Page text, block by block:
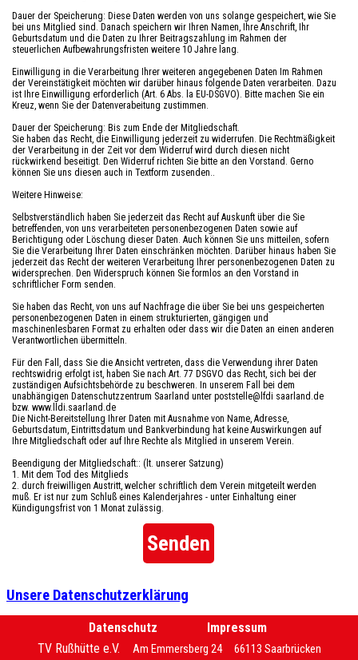
Dauer der Speicherung: Diese Daten werden von uns solange gespeichert, wie Sie
bei uns Mitglied sind. Danach speichern wir Ihren Namen, Ihre Anschrift, Ihr
Geburtsdatum und die Daten zu Ihrer Beitragszahlung im Rahmen der
steuerlichen Aufbewahrungsfristen weitere 10 Jahre lang.
Einwilligung in die Verarbeitung Ihrer weiteren angegebenen Daten Im Rahmen
der Vereinstätigkeit möchten wir darüber hinaus folgende Daten verarbeiten. Dazu
ist Ihre Einwilligung erforderlich (Art. 6 Abs. la EU-DSGVO). Bitte machen Sie ein
Kreuz, wenn Sie der Datenverabeitung zustimmen.
Dauer der Speicherung: Bis zum Ende der Mitgliedschaft.
Sie haben das Recht, die Einwilligung jederzeit zu widerrufen. Die Rechtmäßigkeit
der Verarbeitung in der Zeit vor dem Widerruf wird durch diesen nicht
rückwirkend beseitigt. Den Widerruf richten Sie bitte an den Vorstand. Gerno
können Sie uns diesen auch in Textform zusenden..
Weitere Hinweise:
Selbstverständlich haben Sie jederzeit das Recht auf Auskunft über die Sie
betreffenden, von uns verarbeiteten personenbezogenen Daten sowie auf
Berichtigung oder Löschung dieser Daten. Auch können Sie uns mitteilen, sofern
Sie die Verarbeitung Ihrer Daten einschränken möchten. Darüber hinaus haben Sie
jederzeit das Recht der weiteren Verarbeitung Ihrer personenbezogenen Daten zu
widersprechen. Den Widerspruch können Sie formlos an den Vorstand in
schriftlicher Form senden.
Sie haben das Recht, von uns auf Nachfrage die über Sie bei uns gespeicherten
personenbezogenen Daten in einem strukturierten, gängigen und
maschinenlesbaren Format zu erhalten oder dass wir die Daten an einen anderen
Verantwortlichen übermitteln.
Für den Fall, dass Sie die Ansicht vertreten, dass die Verwendung ihrer Daten
rechtswidrig erfolgt ist, haben Sie nach Art. 77 DSGVO das Recht, sich bei der
zuständigen Aufsichtsbehörde zu beschweren. In unserem Fall bei dem
unabhängigen Datenschutzzentrum Saarland unter poststelle@lfdi saarland.de
bzw. www.lldi.saarland.de
Die Nicht-Bereitstellung Ihrer Daten mit Ausnahme von Name, Adresse,
Geburtsdatum, Eintrittsdatum und Bankverbindung hat keine Auswirkungen auf
Ihre Mitgliedschaft oder auf Ihre Rechte als Mitglied in unserem Verein.
Beendigung der Mitgliedschaft:: (lt. unserer Satzung)
1. Mit dem Tod des Mitglieds
2. durch freiwilligen Austritt, welcher schriftlich dem Verein mitgeteilt werden
muß. Er ist nur zum Schluß eines Kalenderjahres - unter Einhaltung einer
Kündigungsfrist von 1 Monat zulässig.
Unsere Datenschutzerklärung
Menü überspringen
Datenschutz
Impressum
TV Rußhütte e.V. Am Emmersberg 24 66113 Saarbrücken